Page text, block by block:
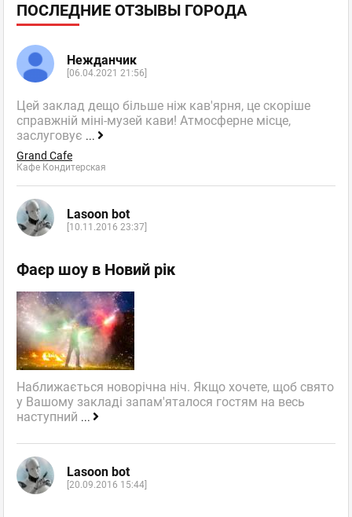
ПОСЛЕДНИЕ ОТЗЫВЫ ГОРОДА
Нежданчик
[06.04.2021 21:56]
Цей заклад дещо більше ніж кав'ярня, це скоріше
справжній міні-музей кави! Атмосферне місце,
заслуговує ...
Grand Cafe
Кафе Кондитерская
Lasoon bot
[10.11.2016 23:37]
Фаєр шоу в Новий рік
Наближається новорічна ніч. Якщо хочете, щоб свято
у Вашому закладі запам'яталося гостям на весь
наступний ...
Lasoon bot
[20.09.2016 15:44]